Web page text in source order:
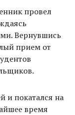
провел
Вернувшись
прием от
и покатался на
время